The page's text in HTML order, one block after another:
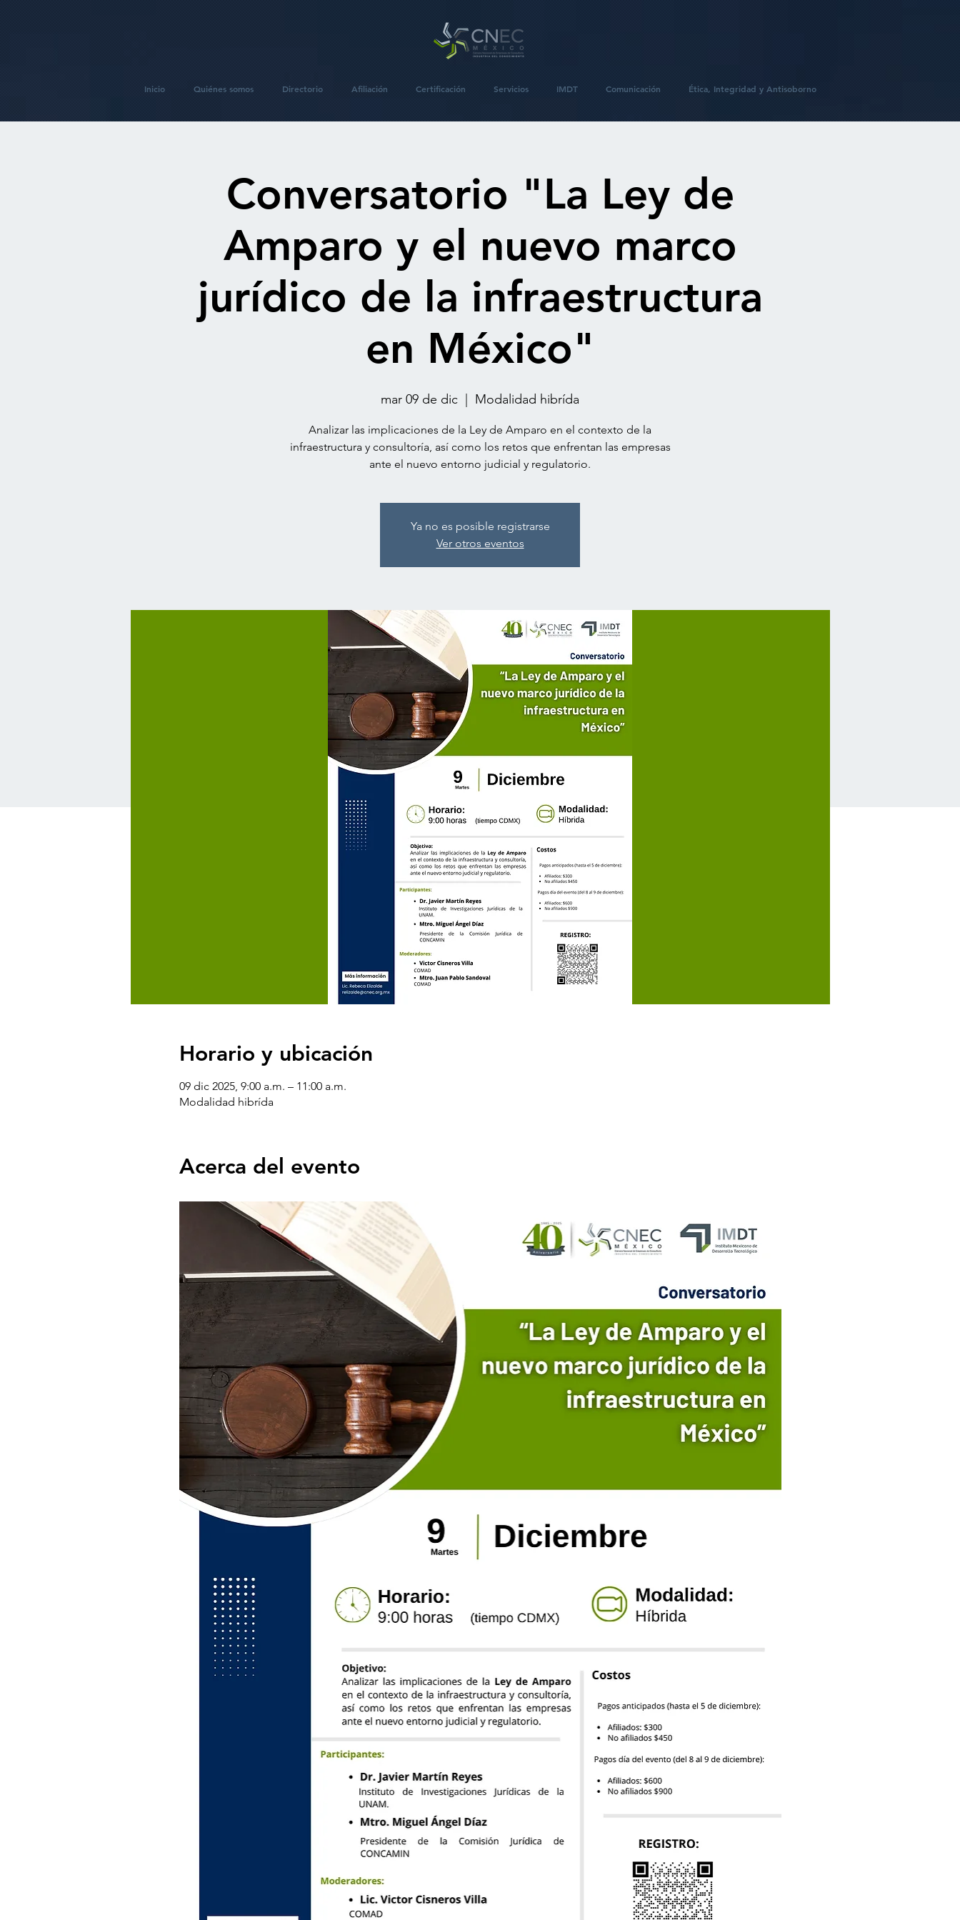
Inicio Quiénes somos Directorio Afiliación Certificación Servicios IMDT Comunicación Ética, Integridad y Antisoborno
Conversatorio "La Ley de
Amparo y el nuevo marco
jurídico de la infraestructura
en México"
mar 09 de dic Modalidad hibrída
Analizar las implicaciones de la Ley de Amparo en el contexto de la
infraestructura y consultoría, así como los retos que enfrentan las empresas
ante el nuevo entorno judicial y regulatorio.
Ya no es posible registrarse
Ver otros eventos
Horario y ubicación
09 dic 2025, 9:00 a.m. – 11:00 a.m.
Modalidad hibrída
Acerca del evento